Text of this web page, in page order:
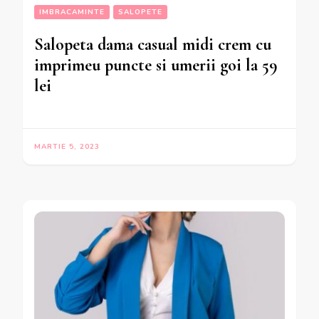
IMBRACAMINTE SALOPETE
Salopeta dama casual midi crem cu
imprimeu puncte si umerii goi la 59
lei
MARTIE 5, 2023